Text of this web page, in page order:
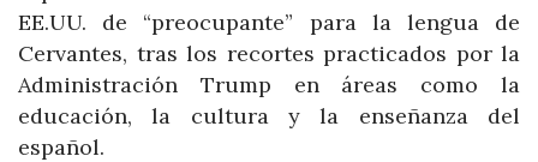
EE.UU. de “preocupante” para la lengua de
Cervantes, tras los recortes practicados por la
Administración Trump en áreas como la
educación, la cultura y la enseñanza del
español.